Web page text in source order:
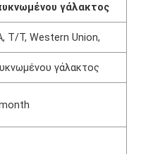
γάλακτος
T/T, Western Union,
γάλακτος